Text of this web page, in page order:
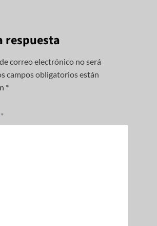
respuesta
correo electrónico no será
campos obligatorios están
*
*